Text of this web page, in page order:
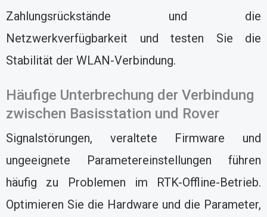
Zahlungsrückstände und die
Netzwerkverfügbarkeit und testen Sie die
Stabilität der WLAN-Verbindung.
Häufige Unterbrechung der Verbindung
zwischen Basisstation und Rover
Signalstörungen, veraltete Firmware und
ungeeignete Parametereinstellungen führen
häufig zu Problemen im RTK-Offline-Betrieb.
Optimieren Sie die Hardware und die Parameter,